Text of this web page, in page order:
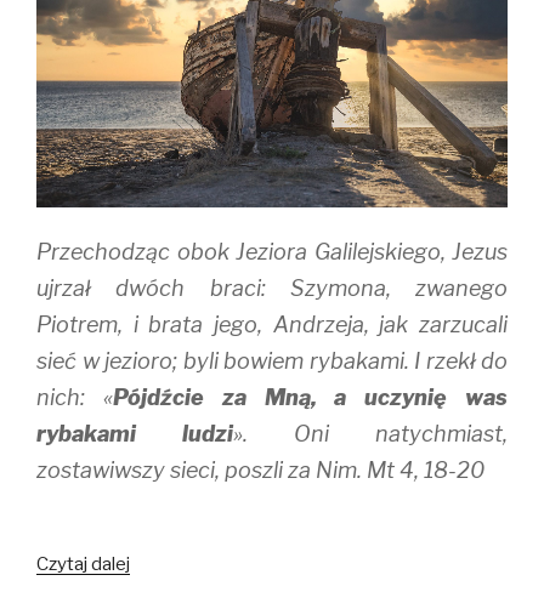
Przechodząc obok Jeziora Galilejskiego, Jezus
ujrzał dwóch braci: Szymona, zwanego
Piotrem, i brata jego, Andrzeja, jak zarzucali
sieć w jezioro; byli bowiem rybakami. I rzekł do
nich: «Pójdźcie za Mną, a uczynię was
rybakami ludzi». Oni natychmiast,
zostawiwszy sieci, poszli za Nim. Mt 4, 18-20
Czytaj dalej